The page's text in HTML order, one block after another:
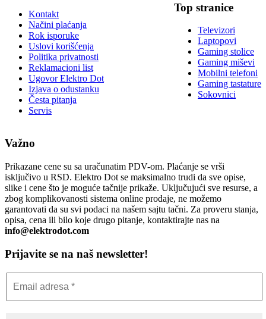
Kontakt
Načini plaćanja
Rok isporuke
Uslovi korišćenja
Politika privatnosti
Reklamacioni list
Ugovor Elektro Dot
Izjava o odustanku
Česta pitanja
Servis
Top stranice
Televizori
Laptopovi
Gaming stolice
Gaming miševi
Mobilni telefoni
Gaming tastature
Sokovnici
Važno
Prikazane cene su sa uračunatim PDV-om. Plaćanje se vrši
isključivo u RSD. Elektro Dot se maksimalno trudi da sve opise,
slike i cene što je moguće tačnije prikaže. Uključujući sve resurse, a
zbog komplikovanosti sistema online prodaje, ne možemo
garantovati da su svi podaci na našem sajtu tačni. Za proveru stanja,
opisa, cena ili bilo koje drugo pitanje, kontaktirajte nas na
info@elektrodot.com
Prijavite se na naš newsletter!